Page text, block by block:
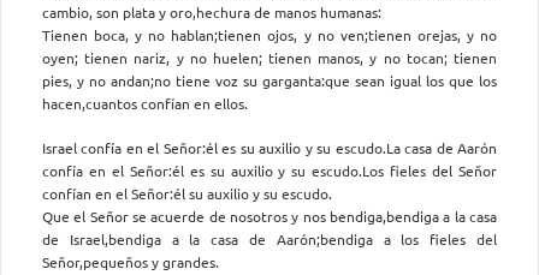
cambio, son plata y oro,hechura de manos humanas:
Tienen boca, y no hablan;tienen ojos, y no ven;tienen orejas, y no
oyen; tienen nariz, y no huelen; tienen manos, y no tocan; tienen
pies, y no andan;no tiene voz su garganta:que sean igual los que los
hacen,cuantos confían en ellos.
Israel confía en el Señor:él es su auxilio y su escudo.La casa de Aarón
confía en el Señor:él es su auxilio y su escudo.Los fieles del Señor
confían en el Señor:él su auxilio y su escudo.
Que el Señor se acuerde de nosotros y nos bendiga,bendiga a la casa
de Israel,bendiga a la casa de Aarón;bendiga a los fieles del
Señor,pequeños y grandes.